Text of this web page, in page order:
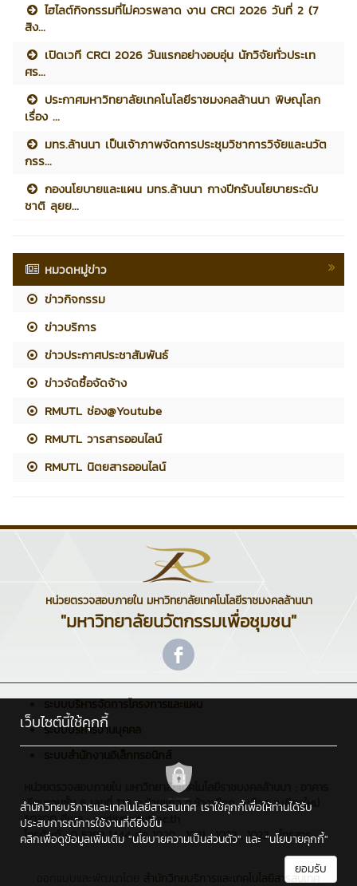
ไฮไลต์กิจกรรมที่ไม่ควรพลาด งาน CRCI 2026 วันที่ 2 (7
สิง...
เปิดเวที CRCI 2026 วันแรกอย่างอบอุ่น นักวิจัยทั่วประเท
ศร...
ประกาศมหาวิทยาลัยเทคโนโลยีราชมงคลล้านนา พิษณุโลก
เรื่อง ...
มทร.ล้านนา เป็นเจ้าภาพจัดการประชุมวิชาการวิจัยและนวัต
กรร...
กองนโยบายและแผน มทร.ล้านนา กางปีกรับนโยบายระดับ
ชาติ ลุยย...
หมวดหมู่ข่าว
ข่าวกิจกรรม
ข่าวบริการ
ข่าวประกาศประชาสัมพันธ์
ข่าวจัดซื้อจัดจ้าง
RMUTL ช่อง@Youtube
RMUTL วารสารออนไลน์
RMUTL นิตยสารออนไลน์
หน่วยตรวจสอบภายใน มหาวิทยาลัยเทคโนโลยีราชมงคลล้านนา
"มหาวิทยาลัยนวัตกรรมเพื่อชุมชน"
ระบบบริหารจัดการโครงการและแผน
ระบบบริหารงานบุคคล
ระบบสำนักงานอิเล็กทรอนิกส์
หน่วยตรวจสอบภายใน มหาวิทยาลัยเทคโนโลยีราชมงคลล้านนา : อาคาร
เรียนรวมชั้น 6 เลขที่ 128 ถ.ห้วยแก้ว ต.ช้างเผือก อ.เมือง จ.เชียงใหม่
50300 อีเมล : audit@rmutl.ac.th
โทรศัพท์ : 0 5392 1444 ต่อ 1020 , 1021 , 1022 , 1023 , โทรสาร : -
เว็บไซต์นี้ใช้คุกกี้
สำนักวิทยบริการและเทคโนโลยีสารสนเทศ เราใช้คุกกี้เพื่อให้ท่านได้รับ
ประสบการณ์การใช้งานที่ดียิ่งขึ้น
คลิกเพื่อดูข้อมูลเพิ่มเติม "นโยบายความเป็นส่วนตัว" และ "นโยบายคุกกี้"
ยอมรับ
สำนักวิทยบริการและเทคโนโลยีสารสนเทศ